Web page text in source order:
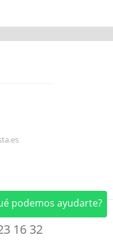
podemos ayudarte?
16 32